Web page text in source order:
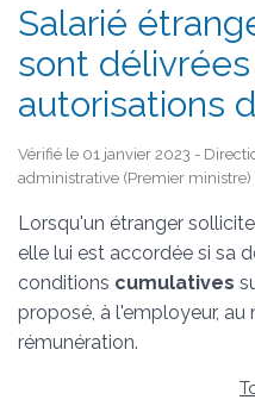
Salarié
sont
autorisations
Vérifié le 01 janvier 2023 -
administrative (Premier ministre)
Lorsqu'un étranger
elle lui est accordée si sa
conditions cumulatives
proposé, à l'employeur, au
rémunération.